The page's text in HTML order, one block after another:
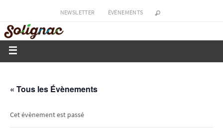
NEWSLETTER ÉVÉNEMENTS
« Tous les Évènements
Cet évènement est passé